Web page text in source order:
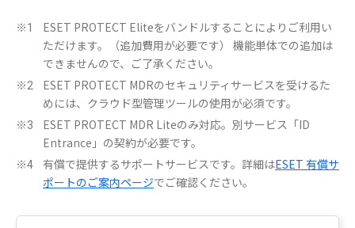
※1
ESET PROTECT Eliteをバンドルすることによりご利用い
ただけます。（追加費用が必要です） 機能単体での追加は
できませんので、ご了承ください。
※2
ESET PROTECT MDRのセキュリティサービスを受けるた
めには、クラウド型管理ツールの使用が必須です。
※3
ESET PROTECT MDR Liteのみ対応。別サービス「ID
Entrance」の契約が必要です。
※4 有償で提供するサポートサービスです。詳細はESET 有償サ
ポートのご案内ページでご確認ください。